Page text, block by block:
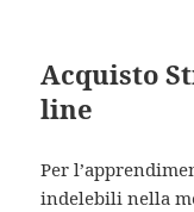
Acquisto
line
Per
indelebili nella